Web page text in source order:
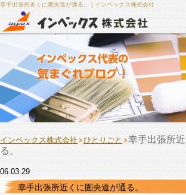
幸手出張所近くに圏央道が通る。 | インペックス株式会社
インペックス株式会社 ひとりごと
幸手出張所
る。
06.03.29
幸手出張所近くに圏央道が通る。